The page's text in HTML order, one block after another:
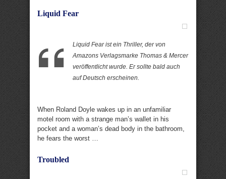
Liquid Fear
Liquid Fear ist ein Thriller, der von
Amazons Verlagsmarke Thomas & Mercer
veröffentlicht wurde. Er sollte bald auch
auf Deutsch erscheinen.
When Roland Doyle wakes up in an unfamiliar
motel room with a strange man’s wallet in his
pocket and a woman’s dead body in the bathroom,
he fears the worst …
Troubled